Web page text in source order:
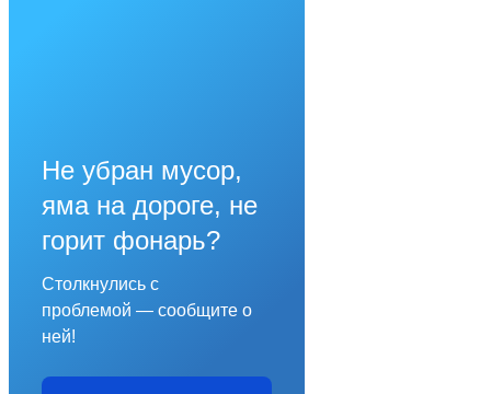
Не убран мусор,
яма на дороге, не
горит фонарь?
Столкнулись с
проблемой — сообщите о
ней!